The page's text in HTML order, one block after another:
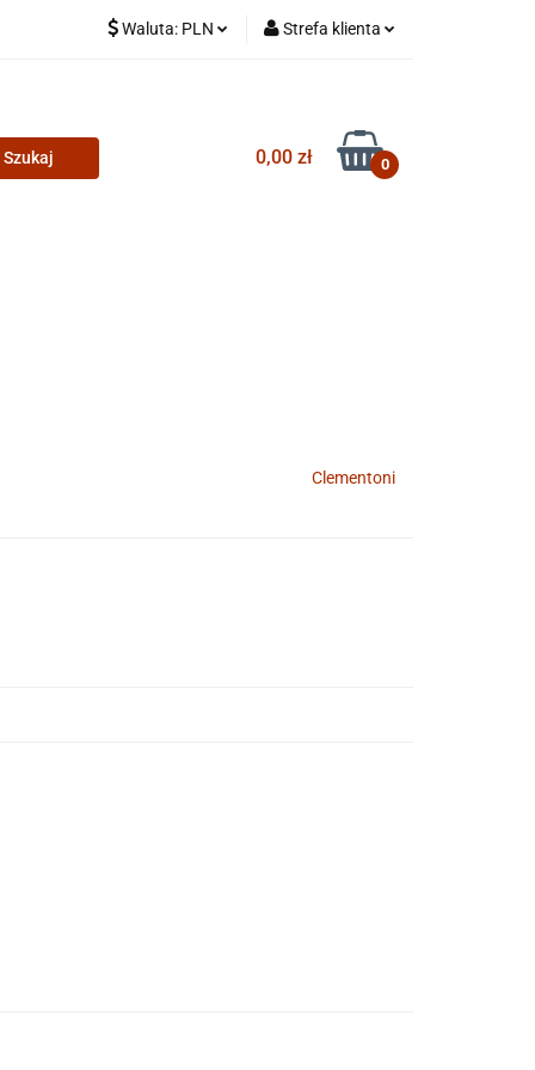
Waluta: PLN Strefa klienta
Zarejestruj się
Dodaj zgłoszenie
0,00 zł 0
Clementoni